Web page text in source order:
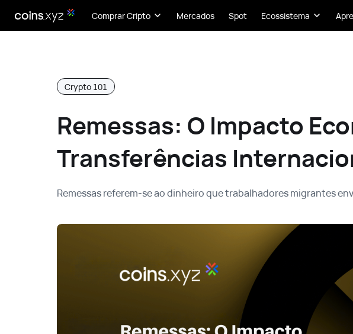
Comprar Cripto Mercados Spot Ecossistema
Crypto 101
Remessas: O Impacto
Transferências
Remessas referem-se ao dinheiro que trabalhadores migrantes